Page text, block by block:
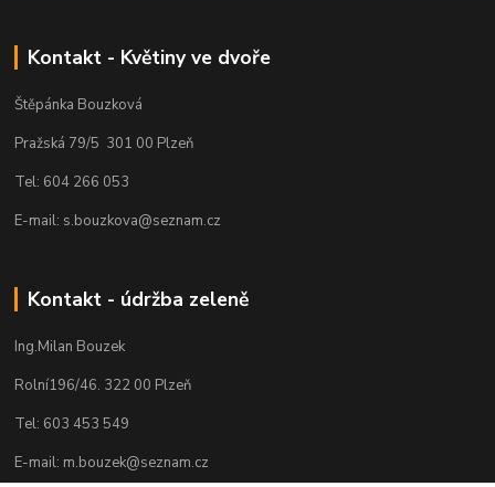
Kontakt - Květiny ve dvoře
Štěpánka Bouzková
Pražská 79/5 301 00 Plzeň
Tel: 604 266 053
E-mail: s.bouzkova@seznam.cz
Kontakt - údržba zeleně
Ing.Milan Bouzek
Rolní196/46. 322 00 Plzeň
Tel: 603 453 549
E-mail: m.bouzek@seznam.cz